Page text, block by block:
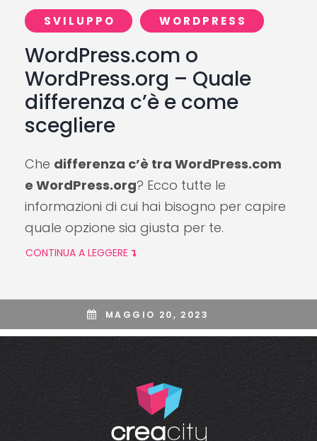
SVILUPPO WORDPRESS
WordPress.com o
WordPress.org – Quale
differenza c’è e come
scegliere
Che differenza c’è tra WordPress.com
e WordPress.org? Ecco tutte le
informazioni di cui hai bisogno per capire
quale opzione sia giusta per te.
CONTINUA A LEGGERE
MAGGIO 20, 2023